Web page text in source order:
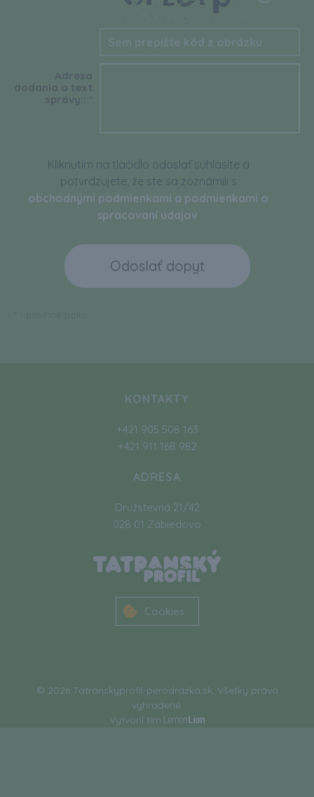
Adresa
dodania a text
správy::
Kliknutím na tlačidlo odoslať súhlasíte a
potvrdzujete, že ste sa zoznámili s
obchodnými podmienkami a podmienkami o
spracovaní údajov:
KONTAKTY
+421 905 508 163
+421 911 168 982
ADRESA
Družstevná 21/42
028 01 Zábiedovo
Cookies
© 2026 Tatranskyprofil-perodrazka.sk, Všetky práva
vyhradené.
Vytvoril tím